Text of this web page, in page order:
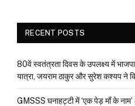
RECENT POSTS
80वें स्वतंत्रता दिवस के उपलक्ष्य में
यात्रा, जयराम ठाकुर और सुरेश कश्यप ने
GMSSS घनाहट्टी में ‘एक पेड़ माँ के